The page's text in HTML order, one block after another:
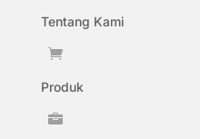
Tentang Kami

Produk
